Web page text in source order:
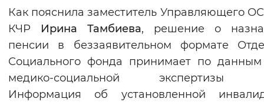
Как пояснила заместитель Управляющего
КЧР Ирина Тамбиева, решение о
пенсии в беззаявительном формате
Социального фонда принимает по
медико-социальной экспертизы
Информация об установленной